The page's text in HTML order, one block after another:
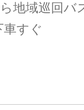
地域巡回バ
車すぐ